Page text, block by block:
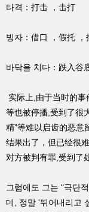
타격：打击 ，击打
빙자：借口 ，假托 ，
바닥을 치다：跌入谷
实际上,由于当时的
等也被停播,受到了很
精”等难以启齿的恶意
结果出了，但已经很
对方被判有罪,受到了
그럼에도 그는 "극단
데, 정말 '뛰어내리고